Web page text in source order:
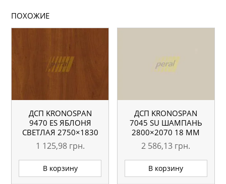
ПОХОЖИЕ
ДСП KRONOSPAN
9470 ES ЯБЛОНЯ
СВЕТЛАЯ 2750×1830
10 ММ
1 125,98 грн.
В корзину
ДСП KRONOSPAN
7045 SU ШАМПАНЬ
2800×2070 18 ММ
2 586,13 грн.
В корзину